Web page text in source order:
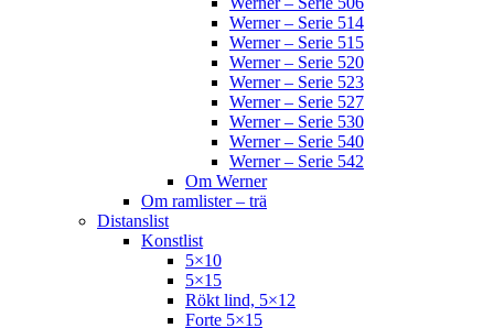
Werner – Serie 514
Werner – Serie 515
Werner – Serie 520
Werner – Serie 523
Werner – Serie 527
Werner – Serie 530
Werner – Serie 540
Werner – Serie 542
Om Werner
Om ramlister – trä
Distanslist
Konstlist
5×10
5×15
Rökt lind, 5×12
Forte 5×15